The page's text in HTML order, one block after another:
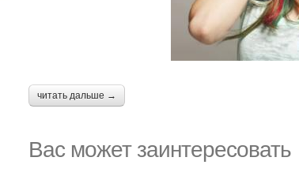
читать дальше →
Вас может заинтересовать